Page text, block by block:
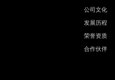
公司文化
发展历程
荣誉资质
合作伙伴